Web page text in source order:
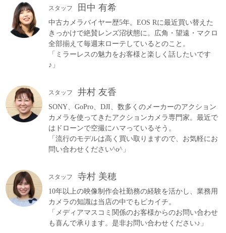
スタッフ 田中 有希
中古カメラバイヤー歴5年。EOS Rに最近買い替えた
きっかけで絶賛レンズ沼状態に。広角・望遠・マクロ
全部揃えて毎週末ローテしているとのこと。
「ミラーレスの魅力をお客様と楽しく話したいです
♪」
スタッフ 井村 友香
SONY、GoPro、DJI、数多くのメーカーのアクション
カメラを使ってきたアクションカメラ専門家。最近で
はドローンで空撮にハマっているそう。
「流行のモデルは高く買い取りますので、お気軽にお
問い合わせください^o^」
スタッフ 寺村 美穂
10年以上の映像制作会社勤務の経験を活かし、業務用
カメラの知識は当店の中でもピカイチ。
「メディアマスコミ関係のお客様からのお問い合わせ
も喜んで承ります。是非お問い合わせください♪」